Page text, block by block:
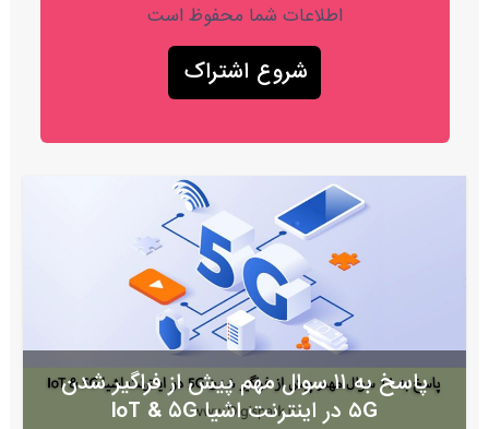
اطلاعات شما محفوظ است
پاسخ به ۱۱ سوال مهم پیش از فراگیر شدن
۵G در اینترنت اشیا IoT & 5G